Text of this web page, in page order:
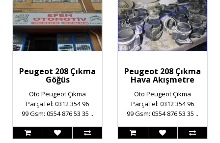
Peugeot 208 Çıkma
Göğüs
Oto Peugeot Çıkma
ParçaTel: 0312 354 96
99 Gsm: 0554 876 53 35 ..
Peugeot 208 Çıkma
Hava Akışmetre
Oto Peugeot Çıkma
ParçaTel: 0312 354 96
99 Gsm: 0554 876 53 35 ..